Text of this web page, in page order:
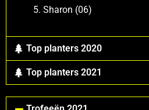
Sharon (06)
Top planters 2020
Top planters 2021